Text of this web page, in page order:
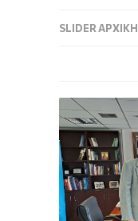
SLIDER ΑΡΧΙΚΉ